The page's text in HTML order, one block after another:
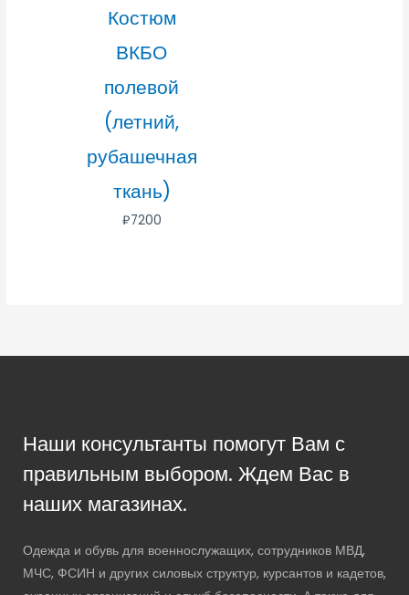
Костюм
ВКБО
полевой
(летний,
рубашечная
ткань)
₽7200
Наши консультанты помогут Вам с
правильным выбором. Ждем Вас в
наших магазинах.
Одежда и обувь для военнослужащих, сотрудников МВД,
МЧС, ФСИН и других силовых структур, курсантов и кадетов,